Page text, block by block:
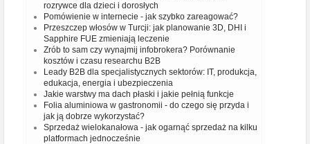
rozrywce dla dzieci i dorosłych
Pomówienie w internecie - jak szybko zareagować?
Przeszczep włosów w Turcji: jak planowanie 3D, DHI i
Sapphire FUE zmieniają leczenie
Zrób to sam czy wynajmij infobrokera? Porównanie
kosztów i czasu researchu B2B
Leady B2B dla specjalistycznych sektorów: IT, produkcja,
edukacja, energia i ubezpieczenia
Jakie warstwy ma dach płaski i jakie pełnią funkcje
Folia aluminiowa w gastronomii - do czego się przyda i
jak ją dobrze wykorzystać?
Sprzedaż wielokanałowa - jak ogarnąć sprzedaż na kilku
platformach jednocześnie